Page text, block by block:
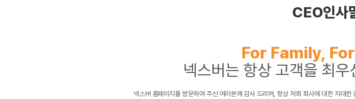
CEO인사
For Family,
넥스버는 항상 고객을 최
넥스버 홈페이지를 방문하여 주신 여러분께 감사 드리며, 항상 저희 회사에 대한 지대